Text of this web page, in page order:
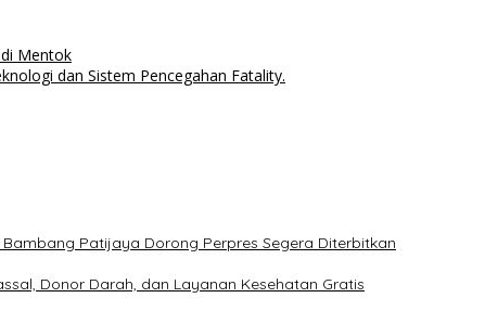
Mentok
dan Sistem Pencegahan Fatality.
Patijaya Dorong Perpres Segera Diterbitkan
Donor Darah, dan Layanan Kesehatan Gratis